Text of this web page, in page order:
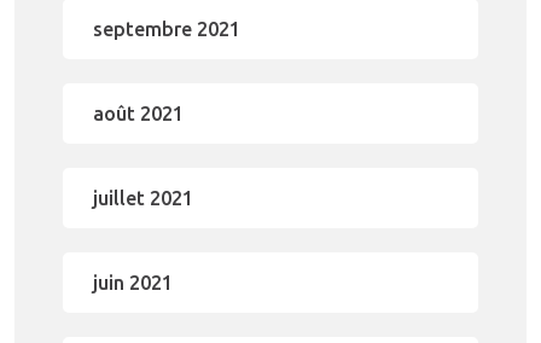
septembre 2021
août 2021
juillet 2021
juin 2021